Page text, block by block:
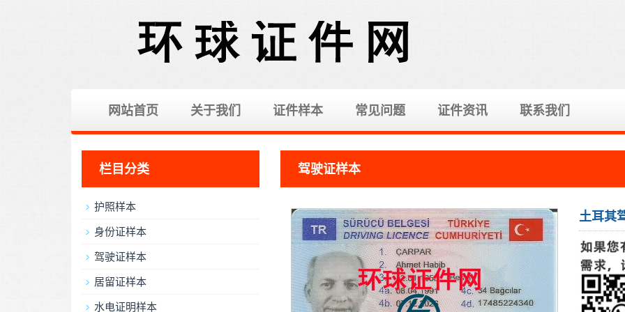
网站首页 关于我们 证件样本 常见问题 证件资讯 联系我们
驾驶证样本
土耳其
栏目分类
护照样本
身份证样本
驾驶证样本
居留证样本
水电证明样本